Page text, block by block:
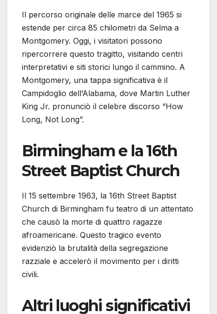
Il percorso originale delle marce del 1965 si
estende per circa 85 chilometri da Selma a
Montgomery. Oggi, i visitatori possono
ripercorrere questo tragitto, visitando centri
interpretativi e siti storici lungo il cammino. A
Montgomery, una tappa significativa è il
Campidoglio dell’Alabama, dove Martin Luther
King Jr. pronunciò il celebre discorso “How
Long, Not Long”. ​
Birmingham e la 16th
Street Baptist Church
Il 15 settembre 1963, la 16th Street Baptist
Church di Birmingham fu teatro di un attentato
che causò la morte di quattro ragazze
afroamericane. Questo tragico evento
evidenziò la brutalità della segregazione
razziale e accelerò il movimento per i diritti
civili.
Altri luoghi significativi